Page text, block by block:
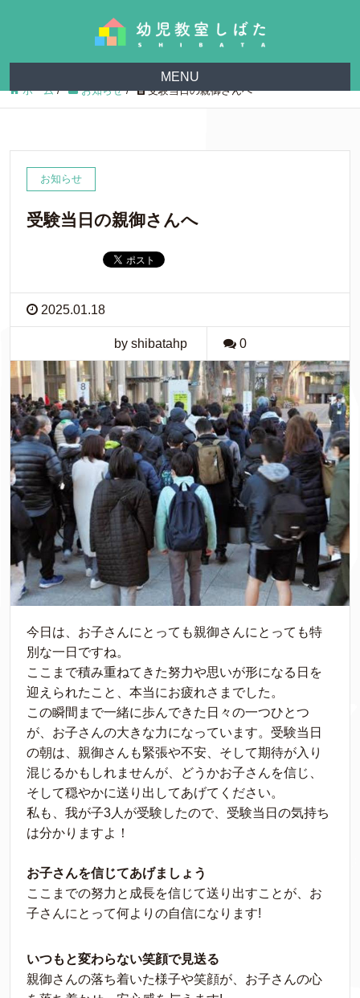
MENU
ホーム/ お知らせ/ 受験当日の親御さんへ
お知らせ
受験当日の親御さんへ
2025.01.18
by shibatahp 0
今日は、お子さんにとっても親御さんにとっても特
別な一日ですね。
ここまで積み重ねてきた努力や思いが形になる日を
迎えられたこと、本当にお疲れさまでした。
この瞬間まで一緒に歩んできた日々の一つひとつ
が、お子さんの大きな力になっています。受験当日
の朝は、親御さんも緊張や不安、そして期待が入り
混じるかもしれませんが、どうかお子さんを信じ、
そして穏やかに送り出してあげてください。
私も、我が子3人が受験したので、受験当日の気持ち
は分かりますよ！
お子さんを信じてあげましょう
ここまでの努力と成長を信じて送り出すことが、お
子さんにとって何よりの自信になります!
いつもと変わらない笑顔で見送る
親御さんの落ち着いた様子や笑顔が、お子さんの心